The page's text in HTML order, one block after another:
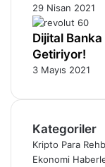
29 Nisan 2021
Dijital
Getiriyor!
3 Mayıs 2021
Kategoriler
Kripto Para
Ekonomi